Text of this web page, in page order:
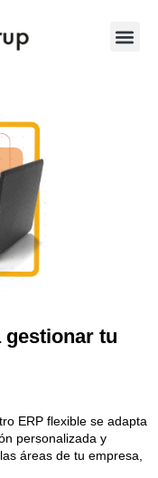
gestionar tu
ERP flexible se adapta
personalizada y
áreas de tu empresa,